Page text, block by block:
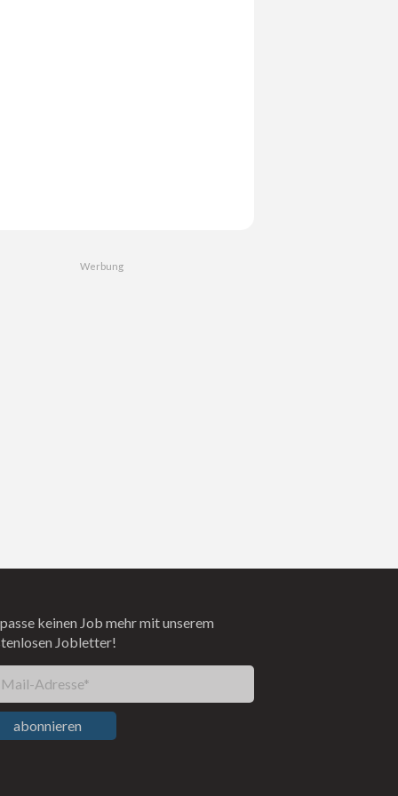
keinen Job mehr mit unserem
Jobletter!
Adresse*
abonnieren